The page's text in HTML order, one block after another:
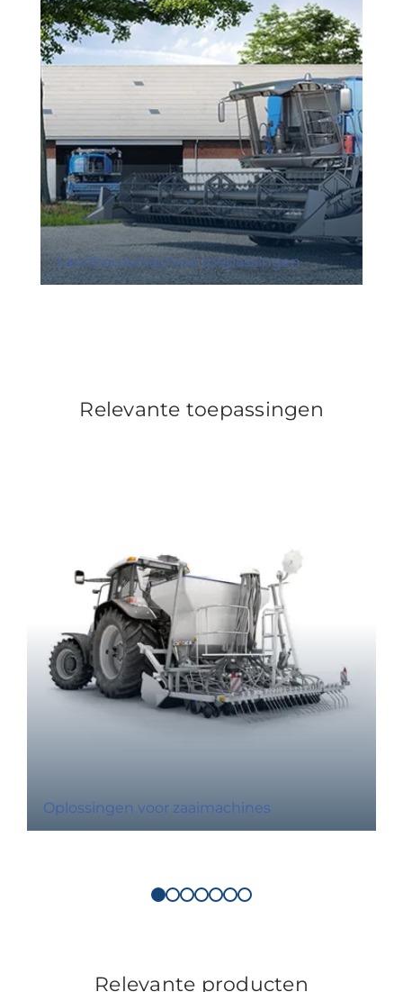
Landbouwmachine toepassingen
Relevante toepassingen
Oplossingen voor zaaimachines
Relevante producten